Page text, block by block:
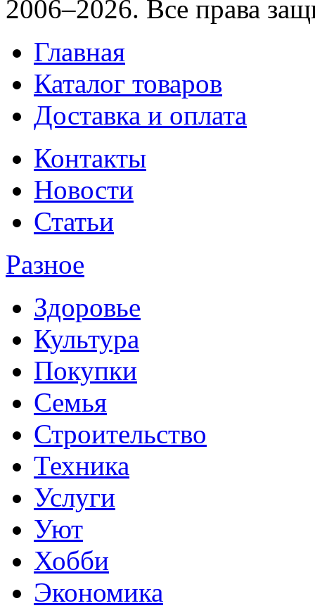
2006–2026. Все права
Главная
Каталог товаров
Доставка и оплата
Контакты
Новости
Статьи
Разное
Здоровье
Культура
Покупки
Семья
Строительство
Техника
Услуги
Уют
Хобби
Экономика